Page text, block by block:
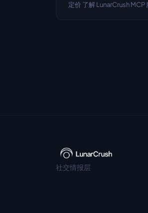
定价 了解 LunarCrush MCP
社交情报层